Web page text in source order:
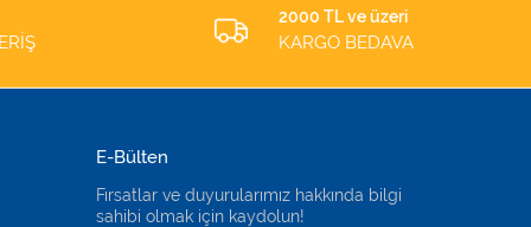
2000 TL ve üzeri
KARGO BEDAVA
E-Bülten
Fırsatlar ve duyurularımız hakkında bilgi
sahibi olmak için kaydolun!